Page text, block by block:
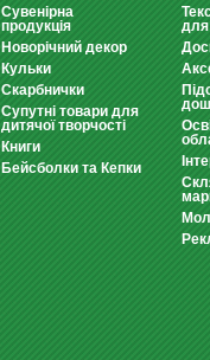
Сувенірна
продукція
Новорічний декор
Кульки
Скарбнички
Супутні товари для
дитячої творчості
Книги
Бейсболки та Кепки